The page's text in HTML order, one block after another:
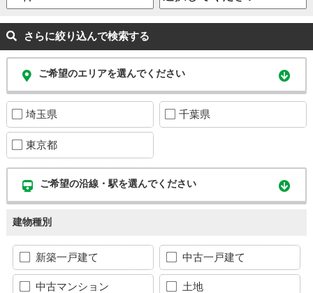
さらに絞り込んで検索する
ご希望のエリアを選んでください
埼玉県 千葉県
東京都
ご希望の沿線・駅を選んでください
建物種別
新築一戸建て 中古一戸建て
中古マンション 土地